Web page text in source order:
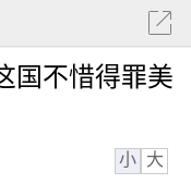
国不惜得罪美
小 大